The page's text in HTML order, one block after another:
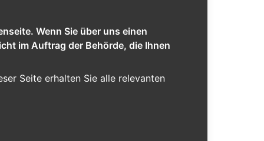
Wenn Sie über uns einen
im Auftrag der Behörde, die Ihnen
Seite erhalten Sie alle relevanten